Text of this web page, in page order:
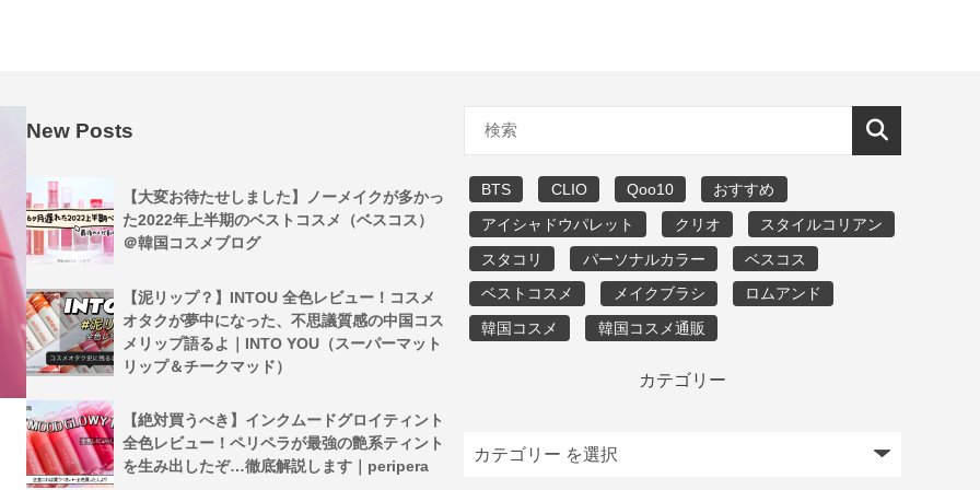
New Posts
【大変お待たせしました】ノーメイクが多かっ
た2022年上半期のベストコスメ（ベスコス）
＠韓国コスメブログ
【泥リップ？】INTOU 全色レビュー！コスメ
オタクが夢中になった、不思議質感の中国コス
メリップ語るよ｜INTO YOU（スーパーマット
リップ＆チークマッド）
【絶対買うべき】インクムードグロイティント
全色レビュー！ペリペラが最強の艶系ティント
を生み出したぞ…徹底解説します｜peripera
BTS CLIO Qoo10
おすすめ
アイシャドウパレット
クリオ
スタイルコリアン
スタコリ
パーソナルカラー
ベスコス
ベストコスメ
メイクブラシ
ロムアンド
韓国コスメ
韓国コスメ通販
カテゴリー